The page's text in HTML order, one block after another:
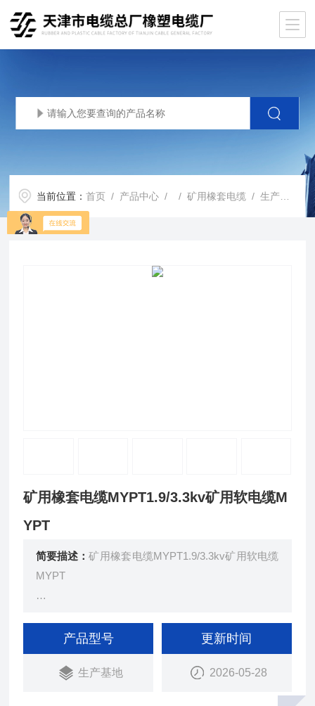
当前位置：首页 / 产品中心 / /矿用橡套电缆 / 生产基地矿用橡套电缆MYPT1.9/3.3kv矿用软电缆MYPT
矿用橡套电缆MYPT1.9/3.3kv矿用软电缆M
YPT
简要描述：矿用橡套电缆MYPT1.9/3.3kv矿用软电缆
MYPT
12972.5-91）
本产品适用于额定电压0.66/1.14KV及以下移动设备
用铜芯橡皮护套软电缆
产品型号
生产基地
更新时间
2026-05-28